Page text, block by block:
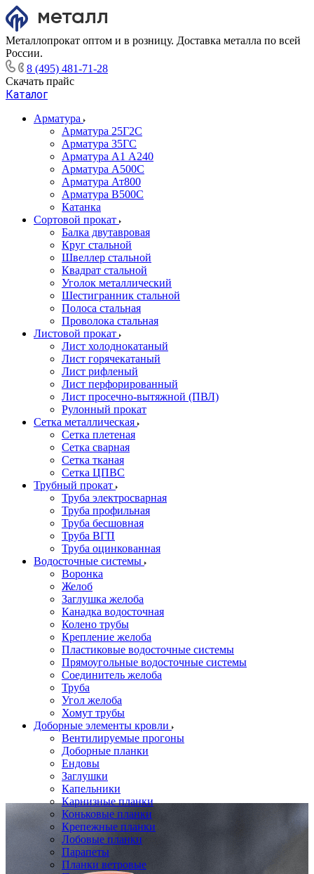
Металлопрокат оптом и в розницу. Доставка металла по всей
России.
8 (495) 481-71-28
Скачать прайс
Каталог
Арматура
Арматура 25Г2С
Арматура 35ГС
Арматура А1 А240
Арматура А500С
Арматура Ат800
Арматура В500С
Катанка
Сортовой прокат
Балка двутавровая
Круг стальной
Швеллер стальной
Квадрат стальной
Уголок металлический
Шестигранник стальной
Полоса стальная
Проволока стальная
Листовой прокат
Лист холоднокатаный
Лист горячекатаный
Лист рифленый
Лист перфорированный
Лист просечно-вытяжной (ПВЛ)
Рулонный прокат
Сетка металлическая
Сетка плетеная
Сетка сварная
Сетка тканая
Сетка ЦПВС
Трубный прокат
Труба электросварная
Труба профильная
Труба бесшовная
Труба ВГП
Труба оцинкованная
Водосточные системы
Воронка
Желоб
Заглушка желоба
Канадка водосточная
Колено трубы
Крепление желоба
Пластиковые водосточные системы
Прямоугольные водосточные системы
Соединитель желоба
Труба
Угол желоба
Хомут трубы
Доборные элементы кровли
Вентилируемые прогоны
Доборные планки
Ендовы
Заглушки
Капельники
Карнизные планки
Коньковые планки
Крепежные планки
Лобовые планки
Парапеты
Планки ветровые